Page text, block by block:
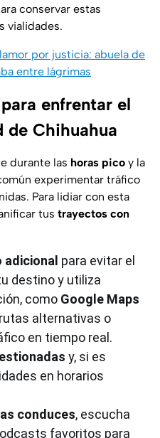
conservar estas
vialidades.
por justicia: abuela de
entre lágrimas
enfrentar el
de Chihuahua
durante las horas pico y la
experimentar tráfico
Para lidiar con esta
tus trayectos con
para evitar el
destino y utiliza
como Google Maps
alternativas o
en tiempo real.
y, si es
en horarios
conduces, escucha
favoritos para